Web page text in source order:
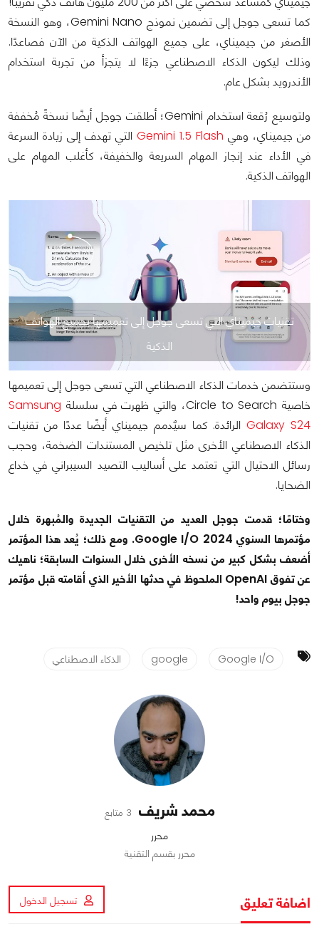
كما تسعى جوجل إلى تضمين نموذج Gemini Nano، وهو النسخة
الأصغر من جيميناي، على جميع الهواتف الذكية من الآن فصاعدًا.
وذلك ليكون الذكاء الاصطناعي جزءًا لا يتجزأ من تجربة استخدام
الأندرويد بشكل عام.
ولتوسيع رُقعة استخدام Gemini؛ أطلقت جوجل أيضًا نسخةً مُخففة
من جيميناي، وهي Gemini 1.5 Flash التي تهدف إلى زيادة السرعة
في الأداء عند إنجاز المهام السريعة والخفيفة، كأغلب المهام على
الهواتف الذكية.
تقنيات جيميناي التي تسعى جوجل إلى تعميمها بجميع الهواتف
الذكية
وستتضمن خدمات الذكاء الاصطناعي التي تسعى جوجل إلى تعميمها
خاصية Circle to Search، والتي ظهرت في سلسلة
Samsung
Galaxy S24الرائدة. كما سيٌدمم جيميناي أيضًا عددًا من تقنيات
الذكاء الاصطناعي الأخرى مثل تلخيص المستندات الضخمة، وحجب
رسائل الاحتيال التي تعتمد على أساليب التصيد السيبراني في خداع
الضحايا.
وختامًا؛ قدمت جوجل العديد من التقنيات الجديدة والمُبهرة خلال
مؤتمرها السنوي Google I/O 2024. ومع ذلك؛ يُعد هذا المؤتمر
أضعف بشكل كبير من نسخه الأخرى خلال السنوات السابقة؛ ناهيك
عن تفوق OpenAI الملحوظ في حدثها الأخير الذي أقامته قبل مؤتمر
جوجل بيوم واحد!
Google I/O
google الذكاء الاصطناعي
محمد شريف 3 متابع
محرر
محرر بقسم التقنية
اضافة تعليق تسجيل الدخول